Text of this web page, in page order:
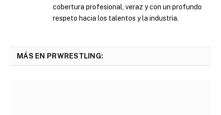
cobertura profesional, veraz y con un profundo
respeto hacia los talentos y la industria.
MÁS EN PRWRESTLING: